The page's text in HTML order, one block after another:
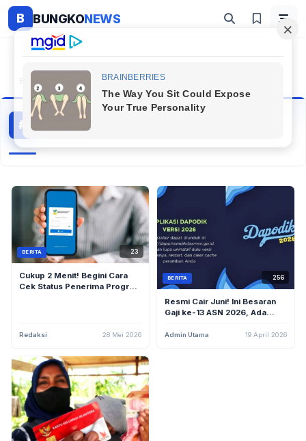
B BUNGKONEWS
Beranda #update SIKS-NG PKH 2026
#
update SIKS-NG PKH 2026
3 artikel
BERITA 23
Cukup 2 Menit! Begini Cara
Cek Status Penerima Program
Redaksi 28 Mei 2026
BERITA 256
Resmi Cair Juni! Ini Besaran
Gaji ke-13 ASN 2026, Ada
Admin Utama 19 April 2026